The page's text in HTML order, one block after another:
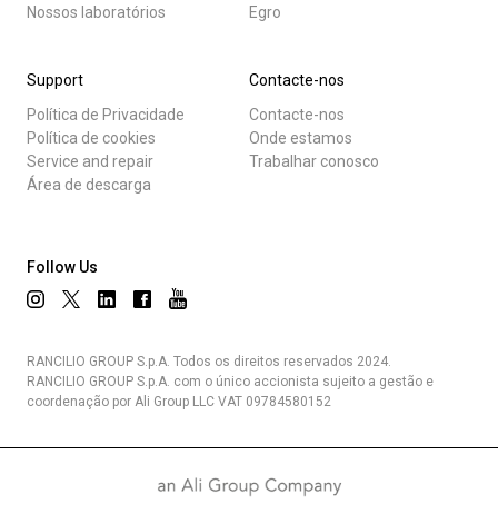
Nossos laboratórios
Egro
Support
Política de Privacidade
Política de cookies
Service and repair
Área de descarga
Contacte-nos
Contacte-nos
Onde estamos
Trabalhar conosco
Follow Us
RANCILIO GROUP S.p.A. Todos os direitos reservados 2024.
RANCILIO GROUP S.p.A. com o único accionista sujeito a gestão e
coordenação por Ali Group LLC VAT 09784580152